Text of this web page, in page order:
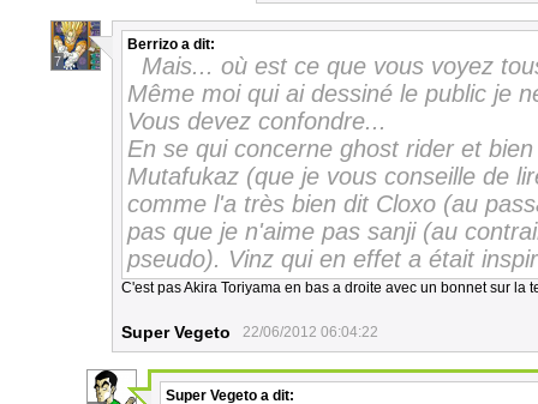
7
Berrizo a dit:
Mais... où est ce que vous voyez
Même moi qui ai dessiné le public je
Vous devez confondre...
En se qui concerne ghost rider et
Mutafukaz (que je vous conseille de
comme l'a très bien dit Cloxo (au
pas que je n'aime pas sanji (au
pseudo). Vinz qui en effet a était
C'est pas Akira Toriyama en bas a droite avec un bonnet sur la
Super Vegeto 22/06/2012 06:04:22
Super Vegeto a dit: